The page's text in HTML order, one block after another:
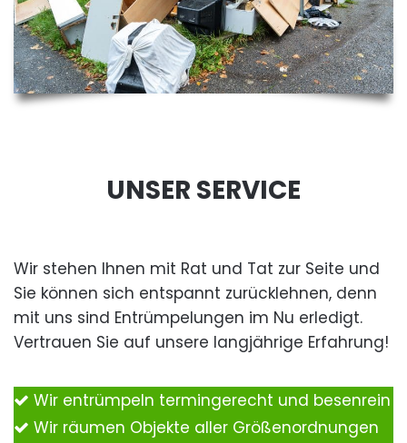
UNSER SERVICE
Wir stehen Ihnen mit Rat und Tat zur Seite und
Sie können sich entspannt zurücklehnen, denn
mit uns sind Entrümpelungen im Nu erledigt.
Vertrauen Sie auf unsere langjährige Erfahrung!
Wir entrümpeln termingerecht und besenrein
Wir räumen Objekte aller Größenordnungen